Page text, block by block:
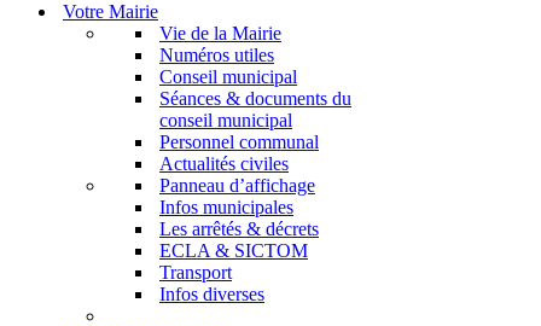
Votre Mairie
Vie de la Mairie
Numéros utiles
Conseil municipal
Séances & documents du
conseil municipal
Personnel communal
Actualités civiles
Panneau d’affichage
Infos municipales
Les arrêtés & décrets
ECLA & SICTOM
Transport
Infos diverses